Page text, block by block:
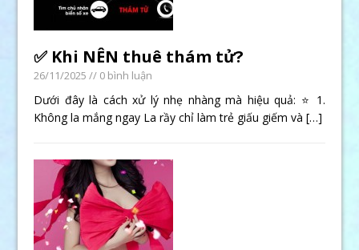
✅ Khi NÊN thuê thám tử?
26/11/2025 // 0 bình luận
Dưới đây là cách xử lý nhẹ nhàng mà hiệu quả: ⭐ 1.
Không la mắng ngay La rầy chỉ làm trẻ giấu giếm và[…]